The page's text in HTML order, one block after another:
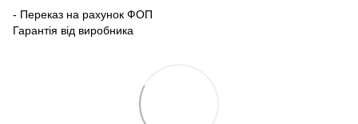
- Переказ на рахунок ФОП
Гарантія від виробника